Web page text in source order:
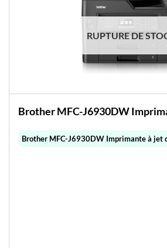
RUPTURE DE
Brother MFC-J6930DW
Brother MFC-J6930DW Imprimante à jet